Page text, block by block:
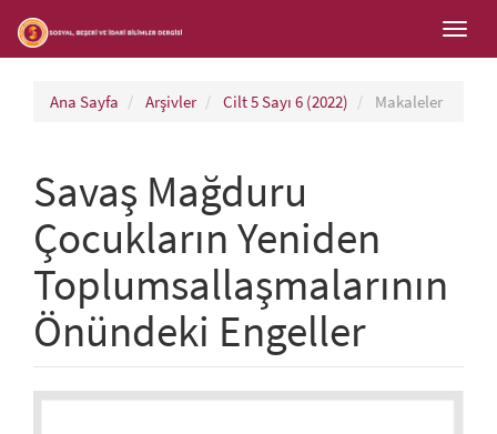
##plugins.themes.bootstrap3.accessible_menu.main_content##
##plugins.themes.bootstrap3.accessible_menu.sidebar##
Ana Sayfa Arşivler Cilt 5 Sayı 6 (2022) Makaleler
Savaş Mağduru
Çocukların Yeniden
Toplumsallaşmalarının
Önündeki Engeller